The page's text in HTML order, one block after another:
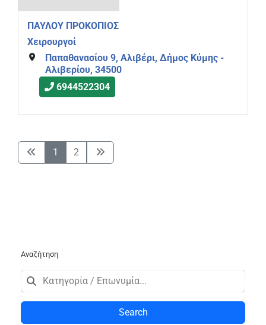
ΠΑΥΛΟΥ ΠΡΟΚΟΠΙΟΣ
Χειρουργοί
Παπαθανασίου 9, Αλιβέρι, Δήμος Κύμης -
Αλιβερίου, 34500
6944522304
1 2
Αναζήτηση
Search